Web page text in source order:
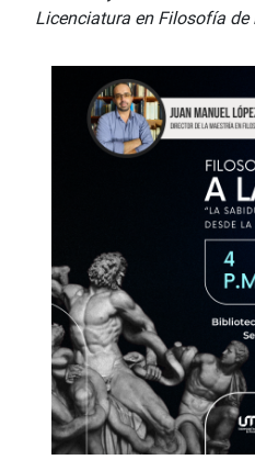
Licenciatura en Filosofía de